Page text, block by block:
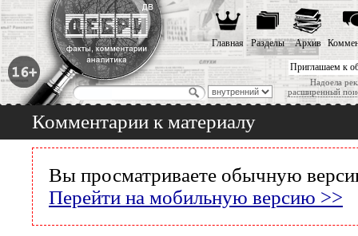
Приглашаем к
Надоела
расширенный
Главная Разделы Архив
Комментарии к материалу
Вы просматриваете обычную
Перейти на мобильную версию >>